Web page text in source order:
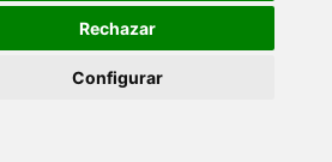
Rechazar
Configurar
de supermercado